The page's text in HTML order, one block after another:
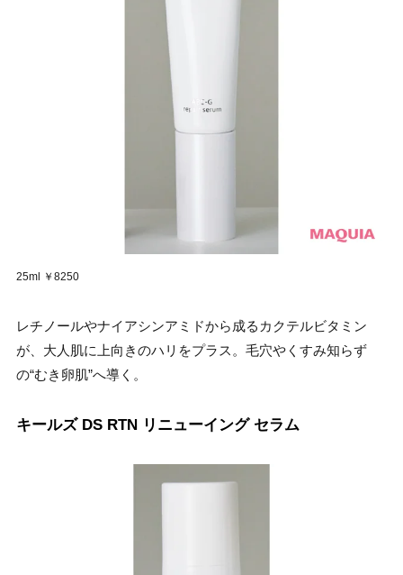
25ml ￥8250
レチノールやナイアシンアミドから成るカクテルビタミン
が、大人肌に上向きのハリをプラス。毛穴やくすみ知らず
の“むき卵肌”へ導く。
キールズ DS RTN リニューイング セラム